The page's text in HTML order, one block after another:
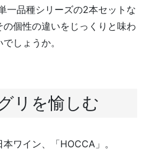
一品種シリーズの2本セットな
個性の違いをじっくりと味わ
しょうか。
リを愉しむ
ワイン、「HOCCA」。